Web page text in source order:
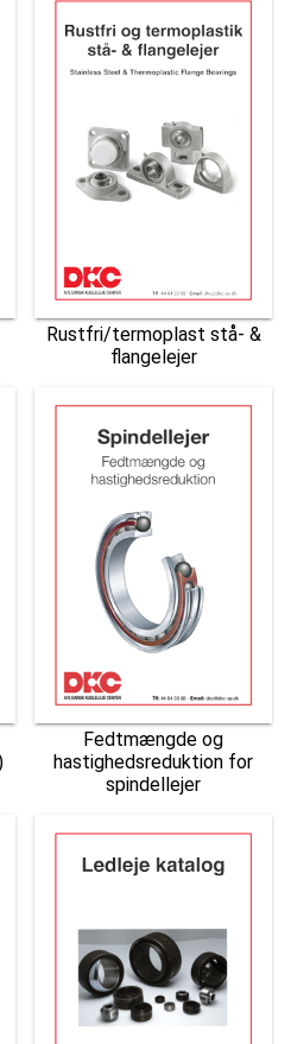
Rustfri/termoplast stå- &
flangelejer
Fedtmængde og
hastighedsreduktion for
spindellejer